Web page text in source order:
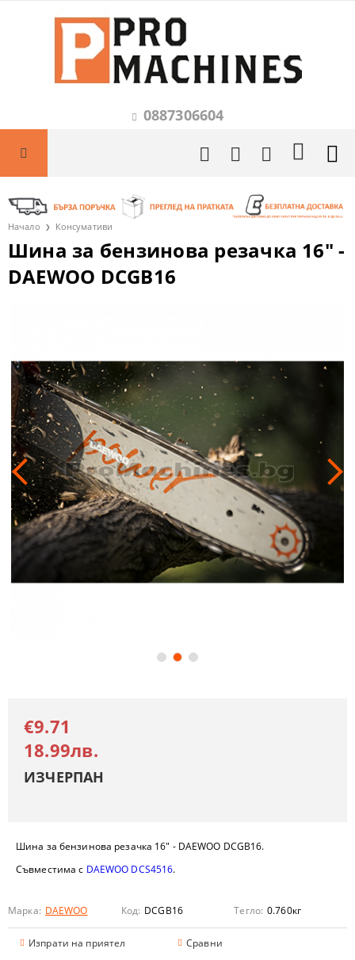
0887306604
Начало Консумативи
Шина за бензинова резачка 16" -
DAEWOO DCGB16
Шина за бензинова резачка 16" - DAEWOO DCGB16.
Съвместима с DAEWOO DCS4516.
Марка: DAEWOO Код: DCGB16 Тегло: 0.760кг
Изпрати на приятел Сравни
€9.71
18.99лв.
ИЗЧЕРПАН